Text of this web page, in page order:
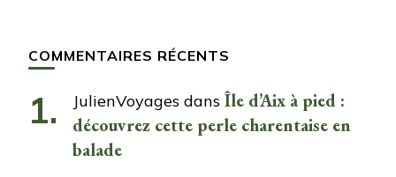
COMMENTAIRES RÉCENTS
JulienVoyages dans Île d’Aix à pied :
découvrez cette perle charentaise en
balade